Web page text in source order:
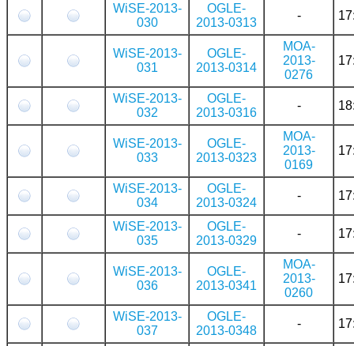
WiSE-2013-
030
OGLE-
2013-0313
-
WiSE-2013-
031
OGLE-
2013-0314
MOA-
2013-
0276
WiSE-2013-
032
OGLE-
2013-0316
-
WiSE-2013-
033
OGLE-
2013-0323
MOA-
2013-
0169
WiSE-2013-
034
OGLE-
2013-0324
-
WiSE-2013-
035
OGLE-
2013-0329
-
WiSE-2013-
036
OGLE-
2013-0341
MOA-
2013-
0260
WiSE-2013-
037
OGLE-
2013-0348
-